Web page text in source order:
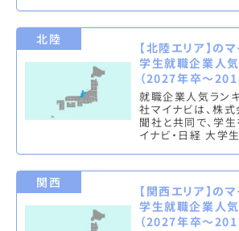
北陸
【北陸エリア】の
学生就職企業人
（2027年卒～
就職企業人気ラン
社マイナビは、株
聞社と共同で、学生
イナビ・日経 大学
関西
【関西エリア】の
学生就職企業人
（2027年卒～